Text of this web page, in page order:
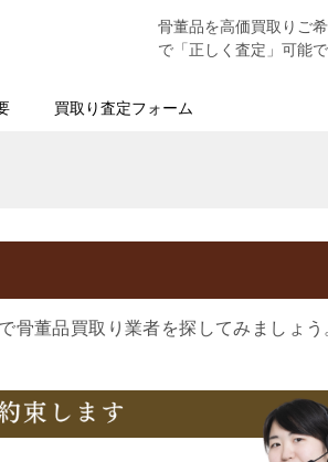
骨董品を高価買取りご
で「正しく査定」可能
買取り査定フォーム
骨董品買取り業者を探してみましょう